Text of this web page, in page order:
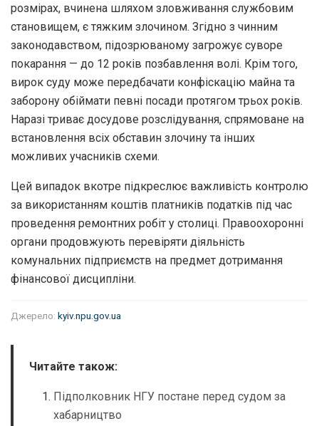
розмірах, вчинена шляхом зловживання службовим
становищем, є тяжким злочином. Згідно з чинним
законодавством, підозрюваному загрожує суворе
покарання — до 12 років позбавлення волі. Крім того,
вирок суду може передбачати конфіскацію майна та
заборону обіймати певні посади протягом трьох років.
Наразі триває досудове розслідування, спрямоване на
встановлення всіх обставин злочину та інших
можливих учасників схеми.
Цей випадок вкотре підкреслює важливість контролю
за використанням коштів платників податків під час
проведення ремонтних робіт у столиці. Правоохоронні
органи продовжують перевіряти діяльність
комунальних підприємств на предмет дотримання
фінансової дисципліни.
Джерело: kyiv.npu.gov.ua
Читайте також:
Підполковник НГУ постане перед судом за
хабарництво